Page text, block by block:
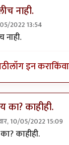
नाही.
2022 13:54
लॉग इन कराकिंवा
का? काहीही.
10/05/2022 15:09
काहीही.